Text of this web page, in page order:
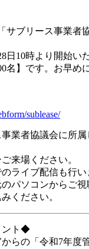
サブリース事業者
日10時より開始い
名】です。お早め
sublease/
業者協議会に所
来場ください。
ライブ配信も行い
パソコンからご視
ください。
ント◆
らの「令和7年度